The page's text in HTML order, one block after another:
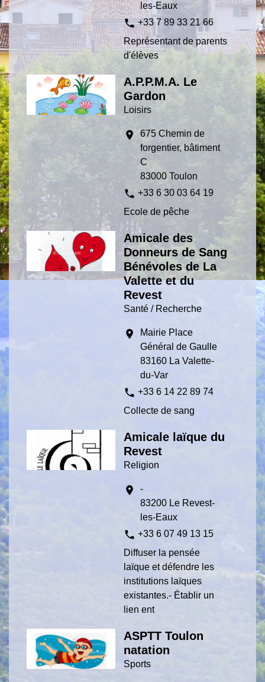
les-Eaux
phone +33 7 89 33 21 66
Représentant de parents
d'élèves
A.P.P.M.A. Le
Gardon
Loisirs
location_on
675 Chemin de
forgentier, bâtiment
C
83000 Toulon
phone +33 6 30 03 64 19
Ecole de pêche
Amicale des
Donneurs de Sang
Bénévoles de La
Valette et du
Revest
Santé / Recherche
location_on
Mairie Place
Général de Gaulle
83160 La Valette-
du-Var
phone +33 6 14 22 89 74
Collecte de sang
Amicale laïque du
Revest
Religion
location_on
-
83200 Le Revest-
les-Eaux
phone +33 6 07 49 13 15
Diffuser la pensée
laïque et défendre les
institutions laïques
existantes.- Établir un
lien ent
ASPTT Toulon
natation
Sports